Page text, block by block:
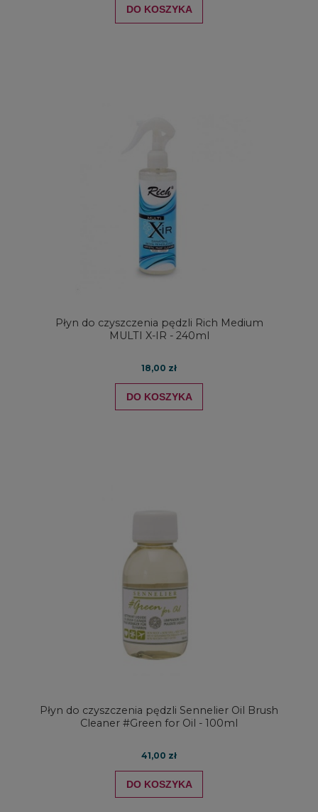
DO KOSZYKA
Płyn do czyszczenia pędzli Rich Medium
MULTI X-IR - 240ml
18,00 zł
DO KOSZYKA
Płyn do czyszczenia pędzli Sennelier Oil Brush
Cleaner #Green for Oil - 100ml
41,00 zł
DO KOSZYKA